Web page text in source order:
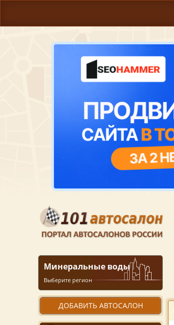
Минеральные воды
Выберите регион
ДОБАВИТЬ АВТОСАЛОН